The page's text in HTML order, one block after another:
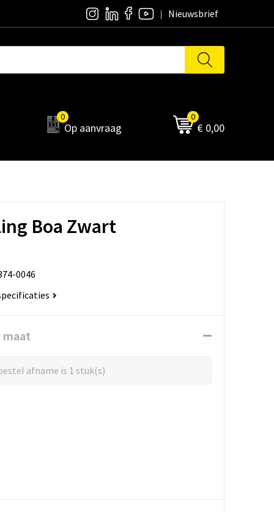
Nieuwsbrief
0
Op aanvraag
0
€ 0,00
Boa Zwart
0046
maat
afname is 1 stuk(s)